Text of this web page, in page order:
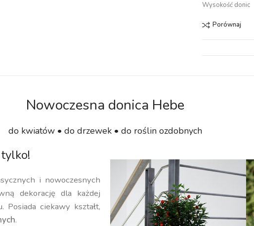
Wysokość donic
Porównaj
Nowoczesna donica Hebe
do kwiatów • do drzewek • do roślin ozdobnych
i nowoczesnych
dekorację dla każdej
ciekawy kształt,
.